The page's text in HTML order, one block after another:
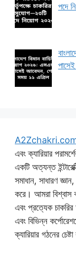
পদে
এবং ক্যারিয়ার
একটি অত্যন্ত
সমাধান, সাধারণ
করে। আমরা বিশ্বাস
এবং প্রত্যেক চাকরির
এবং বিভিন্ন
ক্যারিয়ার গঠনের